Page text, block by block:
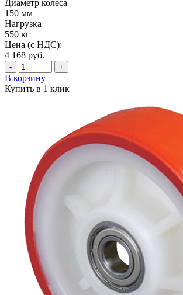
Диаметр колеса
150 мм
Нагрузка
550 кг
Цена (с НДС):
4 168 руб.
- +
В корзину
Купить в 1 клик